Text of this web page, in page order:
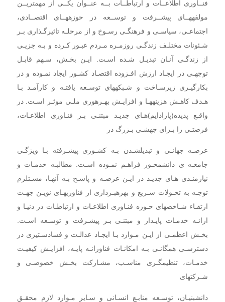
فنــاوری اطلاعــات و ارتباطــات بــه عنــوان یکــی از مهمتریــن
مولفههــای پیشــرفت و توســعه در حوزههــای اقتصــادی،
اجتماعـی، سیاسـی و فرهنگـی رسـوخ و از مرحلـه تاثیرگـذاری بـر
شـئونات مختلـف زندگـی روزمـره مـردم عبـور کـرده و بـه جزیـی
از زندگـی آنـان تبدیـل شـده اسـت. ایـن بخـش، سـهم قابـل
توجهـی در ایجـاد ارزش افـزوده اقتصـاد کشـور ایجاد نمـوده و در
بکارگیـری زیرسـاخت و شـبکههای توسـعه یافتـه و کارآمـد بـا
هـدف کاهـش هزینههـا و افزایـش بهـرهوری ملـی موثـر اسـت. در
واقـع پدیده(پارادایم)هـای جدیـد مبتنـی بـر فنـاوری اطلاعـات،
فرصتـی را بـرای جهشـی بـزرگ در
عرصـه جهانـی و تبدیلشـدن بـه کشـوری پیشـرفته بـا ویژگـی
جامعـه ی دانشمحـور فراهـم نمـوده اسـت. مطالبـه خدمـات و
نیازمنـدی هـای جدیـد در ایـن عرصـه و پاسـخ بـه آنهـا، مسـتلزم
توجـه به تحـولات سـریع و بهرهبـرداری از فناوریهـای نویـن جهـت
ارتقـاء شـاخصهای حـوزه فنـاوری اطلاعـات و ارتباطـات در دنیـا و
ارائـه خدمـات پایـدار و مبتنـی بـر پیشـرفت و توسـعه اسـت.
بخـش اعظمـی از ایـن مـوارد بـا ایجـاد عدالـت و فسادسـتیزی در
دسترسـی همگانـی بـه امکانـات فناورانـه پایـه، افزایـش کیفیـت
خدمـات، تنظیمگـری مناسـب، مشـارکت بخـش خصوصـی و
شـرکتهای
دانشبنیـان، توسـعه منابـع انسـانی و سـایر مـوارد لازم محقـق